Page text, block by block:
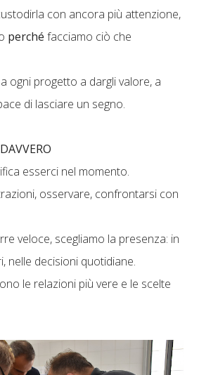
con ancora più attenzione,
perché facciamo ciò che
ogni progetto a dargli valore, a
di lasciare un segno.
esserci nel momento.
osservare, confrontarsi con
veloce, scegliamo la presenza: in
nelle decisioni quotidiane.
le relazioni più vere e le scelte